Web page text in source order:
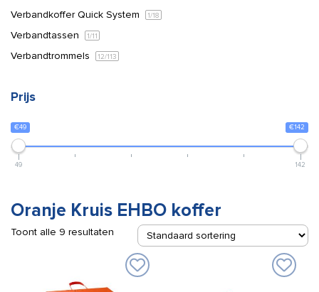
Verbandkoffer Quick System 1/18
Verbandtassen 1/11
Verbandtrommels 12/113
Prijs
€49 €142
49 142
Oranje Kruis EHBO koffer
Toont alle 9 resultaten